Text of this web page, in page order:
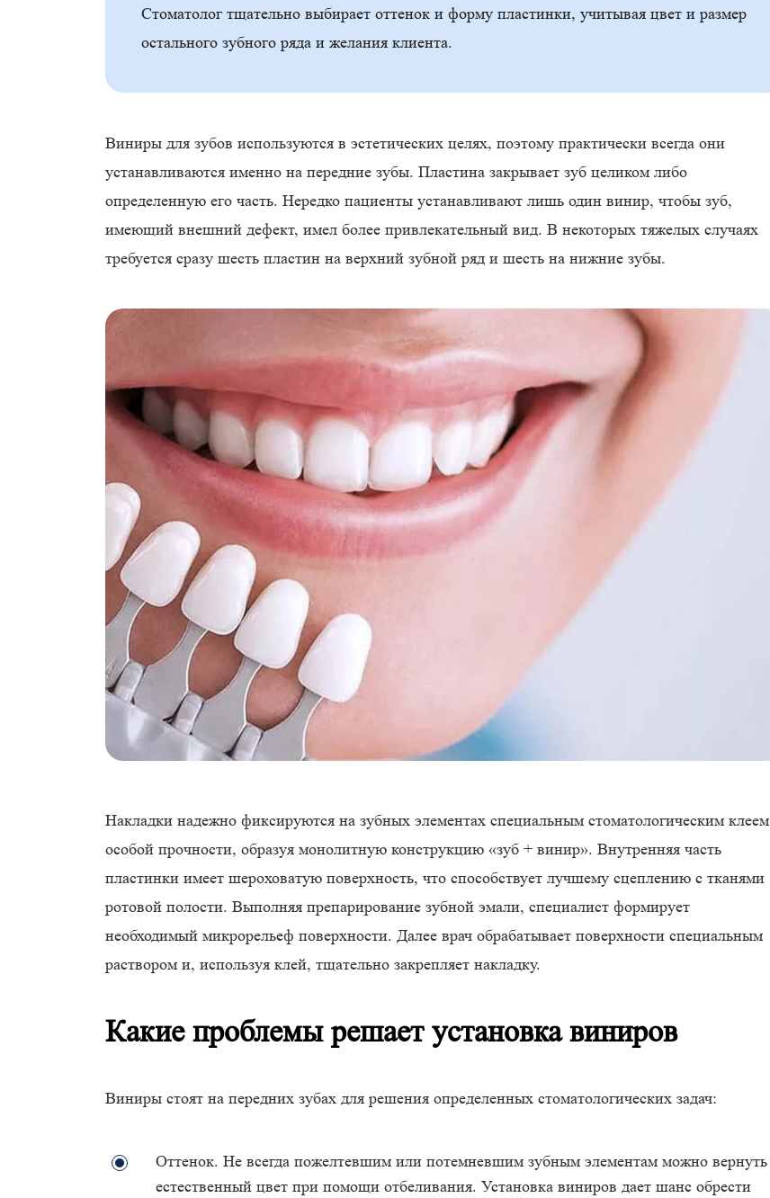
Стоматолог тщательно выбирает оттенок и форму пластинки, учитывая цвет и размер
остального зубного ряда и желания клиента.
Виниры для зубов используются в эстетических целях, поэтому практически всегда они
устанавливаются именно на передние зубы. Пластина закрывает зуб целиком либо
определенную его часть. Нередко пациенты устанавливают лишь один винир, чтобы зуб,
имеющий внешний дефект, имел более привлекательный вид. В некоторых тяжелых случаях
требуется сразу шесть пластин на верхний зубной ряд и шесть на нижние зубы.
Накладки надежно фиксируются на зубных элементах специальным стоматологическим клеем
особой прочности, образуя монолитную конструкцию «зуб + винир». Внутренняя часть
пластинки имеет шероховатую поверхность, что способствует лучшему сцеплению с тканями
ротовой полости. Выполняя препарирование зубной эмали, специалист формирует
необходимый микрорельеф поверхности. Далее врач обрабатывает поверхности специальным
раствором и, используя клей, тщательно закрепляет накладку.
Какие проблемы решает установка виниров
Виниры стоят на передних зубах для решения определенных стоматологических задач:
Оттенок. Не всегда пожелтевшим или потемневшим зубным элементам можно вернуть
естественный цвет при помощи отбеливания. Установка виниров дает шанс обрести